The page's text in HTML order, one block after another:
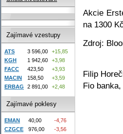
Akcie
na 1300
Zdroj:
Filip
Fio
Zajímavé vzestupy
ATS 3 596,00
+15,85
KGH
1 942,60
+3,98
FACC
423,50
+3,93
MACIN
158,50
+3,59
ERBAG
2 891,00 +2,48
Zajímavé poklesy
EMAN 40,00
-4,76
CZGCE
976,00
-3,56